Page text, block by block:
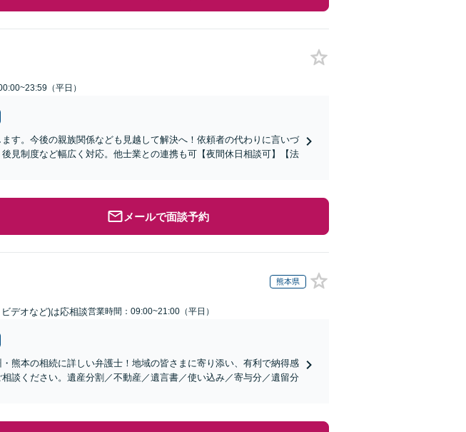
（平日）
す。今後の親族関係なども見越して解決へ！依頼者の代わりに言いづ
見制度など幅広く対応。他士業との連携も可【夜間休日相談可】【法
メールで面談予約
熊本県
デオなど)は応相談営業時間：09:00~21:00（平日）
熊本の相続に詳しい弁護士！地域の皆さまに寄り添い、有利で納得感
談ください。遺産分割／不動産／遺言書／使い込み／寄与分／遺留分